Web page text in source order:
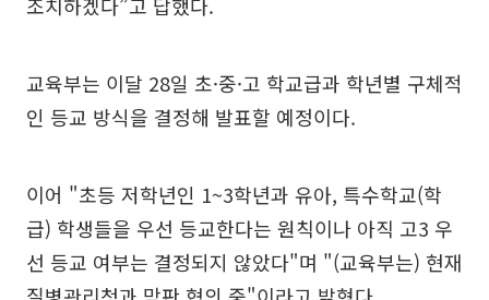
교육부는 이달 28일 초·중·고 학교급과 학년별 구체적
인 등교 방식을 결정해 발표할 예정이다.
이어 "초등 저학년인 1~3학년과 유아, 특수학교(학
급) 학생들을 우선 등교한다는 원칙이나 아직 고3 우
선 등교 여부는 결정되지 않았다"며 "(교육부는) 현재